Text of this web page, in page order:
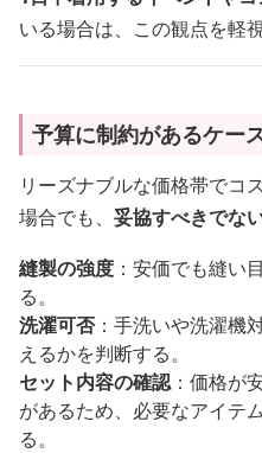
いる場合は、この観点を軽
予算に制約があるケー
リーズナブルな価格帯でコ
場合でも、 妥協すべきでな
縫製の強度 ：安価でも縫い
る。
洗濯可否：手洗いや洗濯機
えるかを判断する。
セット内容の確認：価格が
があるため、必要なアイテ
る。